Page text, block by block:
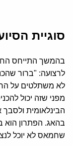
סוגיית
בהמשך התייחס
לרצועה: "ברור
לא משתלטים על
מפני שזה יכול
הבינלאומית ולסבך
בהאג. הפתרון
שחמאס לא יוכל